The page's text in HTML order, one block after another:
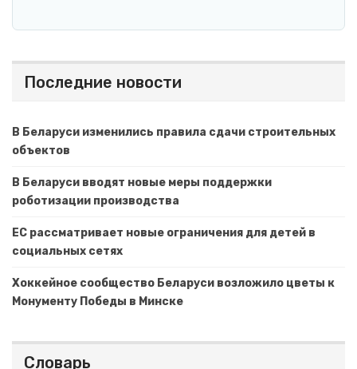
Последние новости
В Беларуси изменились правила сдачи строительных
объектов
В Беларуси вводят новые меры поддержки
роботизации производства
ЕС рассматривает новые ограничения для детей в
социальных сетях
Хоккейное сообщество Беларуси возложило цветы к
Монументу Победы в Минске
Словарь